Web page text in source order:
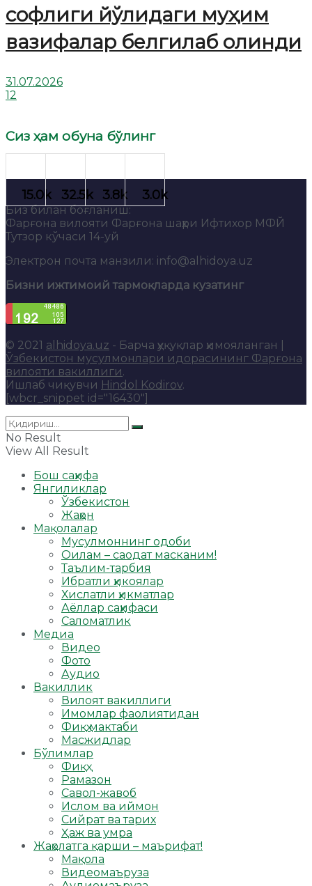
софлиги йўлидаги муҳим
вазифалар белгилаб олинди
31.07.2026
12
Сиз ҳам обуна бўлинг
Биз билан боғланиш:
Фарғона вилояти Фарғона шаҳри Ифтихор МФЙ
Тутзор кўчаси 14-уй
Электрон почта манзили: info@alhidoya.uz
Бизни ижтимоий тармоқларда кузатинг
© 2021 alhidoya.uz - Барча ҳуқуқлар ҳимояланган |
Ўзбекистон мусулмонлари идорасининг Фарғона
вилояти вакиллиги.
Ишлаб чиқувчи Hindol Kodirov.
[wbcr_snippet id="16430"]
No Result
View All Result
Бош саҳифа
Янгиликлар
Ўзбекистон
Жаҳон
Мақолалар
Мусулмоннинг одоби
Оилам – саодат масканим!
Таълим-тарбия
Ибратли ҳикоялар
Хислатли ҳикматлар
Аёллар саҳифаси
Саломатлик
Медиа
Видео
Фото
Аудио
Вакиллик
Вилоят вакиллиги
Имомлар фаолиятидан
Фиқҳ мактаби
Масжидлар
Бўлимлар
Фиқҳ
Рамазон
Савол-жавоб
Ислом ва иймон
Сийрат ва тарих
Ҳаж ва умра
Жаҳолатга қарши – маърифат!
Мақола
Видеомаъруза